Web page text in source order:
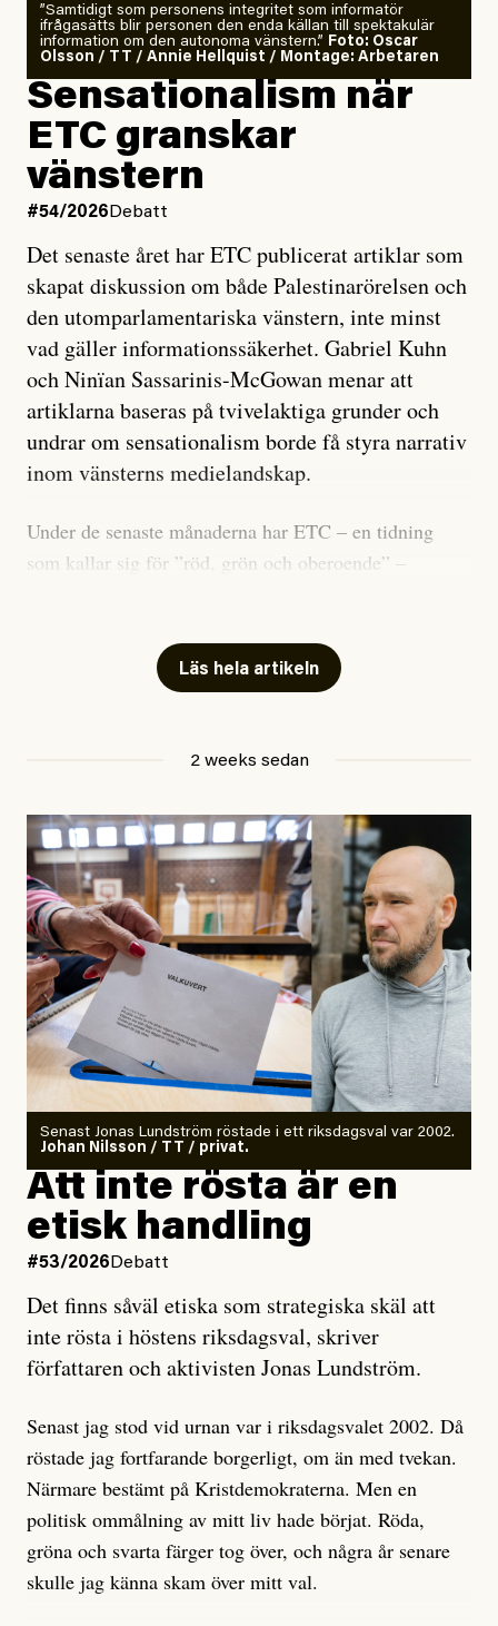
”Samtidigt som personens integritet som informatör
ifrågasätts blir personen den enda källan till spektakulär
information om den autonoma vänstern.” Foto: Oscar
Olsson / TT / Annie Hellquist / Montage: Arbetaren
Sensationalism när
ETC granskar
vänstern
#54/2026 Debatt
Det senaste året har ETC publicerat artiklar som
skapat diskussion om både Palestinarörelsen och
den utomparlamentariska vänstern, inte minst
vad gäller informationssäkerhet. Gabriel Kuhn
och Ninïan Sassarinis-McGowan menar att
artiklarna baseras på tvivelaktiga grunder och
undrar om sensationalism borde få styra narrativ
inom vänsterns medielandskap.
Under de senaste månaderna har ETC – en tidning
som kallar sig för ”röd, grön och oberoende” –
skriver för? Vad betyder det att vara en ”röd, grön och
oberoende” tidning? Och vad är egentligen bra
utpekas som israelisk infiltratör”. Enligt ingressen
handlar artikeln om en person vars ”bakgrund skapar
splittring och oro i rörelsen”. Problemet är att artikeln
skapar betydligt mer oro i palestinarörelsen – och den
oberoende vänstern – än den porträtterade personen
eller dess bakgrund.
Det finns en väldigt enkel regel inom alla politiska
rörelser när det gäller misstänkta infiltratörer:
Antingen har en bevis på att de är infiltratörer, och då
ska en gå ut med det så fort det bara går för att skydda
rörelsen. Eller så har en inga bevis, bara misstankar,
och då ska en efterforska diskret, just för att inte skapa
oro inom rörelsen.
Artikeln undersöker inte, som ETC påstår, ”vad som
är sant, vad som är rykten”, utan den bidrar bara till
ännu mer ryktesspridning. Det finns inte ett enda bevis
misstänkta personen är en infiltratör. Det som läsaren
får veta är att personen har ändrat sina politiska åsikter
under åren, att den har raderat tidigare innehåll på sina
sociala medier, att artikelns författare inte förstår sig
på personens ekonomi och att det tydligen finns
anonyma röster inom rörelsen som säger saker som
Läs hela artikeln
2 weeks sedan
Senast Jonas Lundström röstade i ett riksdagsval var 2002.
Johan Nilsson / TT / privat.
Att inte rösta är en
etisk handling
#53/2026 Debatt
Det finns såväl etiska som strategiska skäl att
inte rösta i höstens riksdagsval, skriver
författaren och aktivisten Jonas Lundström.
Senast jag stod vid urnan var i riksdagsvalet 2002. Då
röstade jag fortfarande borgerligt, om än med tvekan.
Närmare bestämt på Kristdemokraterna. Men en
politisk ommålning av mitt liv hade börjat. Röda,
gröna och svarta färger tog över, och några år senare
skulle jag känna skam över mitt val.